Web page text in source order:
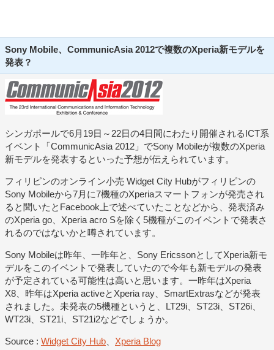
Sony Mobile、CommunicAsia 2012で複数のXperia新モデルを
発表？
シンガポールで6月19日～22日の4日間にわたり開催されるICT系
イベント「CommunicAsia 2012」でSony Mobileが複数のXperia
新モデルを発表するといった予想が伝えられています。
フィリピンのオンライン小売 Widget City Hubがフィリピンの
Sony Mobileから7月に7機種のXperiaスマートフォンが発売され
ると聞いたとFacebook上で述べていたことなどから、発表済み
のXperia go、Xperia acro Sを除く5機種がこのイベントで発表さ
れるのではないかと噂されています。
Sony Mobileは昨年、一昨年と、Sony EricssonとしてXperia新モ
デルをこのイベントで発表していたので今年も新モデルの発表
が予定されている可能性は高いと思います。一昨年はXperia
X8、昨年はXperia activeとXperia ray、SmartExtrasなどが発表
されました。未発表の5機種というと、LT29i、ST23i、ST26i、
WT23i、ST21i、ST21i2などでしょうか。
Source : Widget City Hub Xperia Blog